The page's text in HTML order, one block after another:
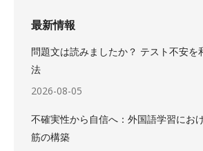
最新情報
問題文は読みましたか？ テスト不安を
法
2026-08-05
不確実性から自信へ：外国語学習にお
筋の構築